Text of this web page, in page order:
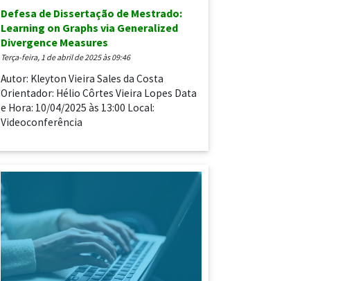
Defesa de Dissertação de Mestrado:
Learning on Graphs via Generalized
Divergence Measures
terça-feira, 1 de abril de 2025 às 09:46
Autor: Kleyton Vieira Sales da Costa
Orientador: Hélio Côrtes Vieira Lopes Data
e Hora: 10/04/2025 às 13:00 Local:
Videoconferência